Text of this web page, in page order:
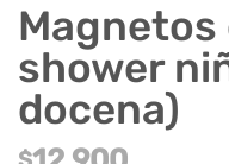
Magnetos
shower
docena)